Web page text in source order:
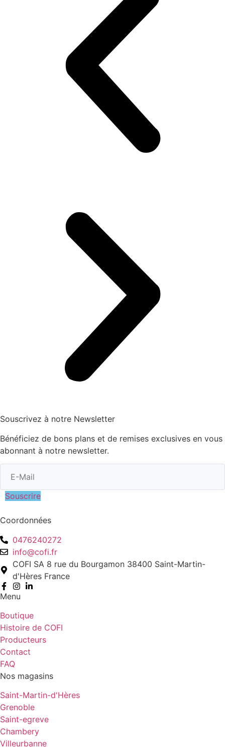
Souscrivez à notre Newsletter
Bénéficiez de bons plans et de remises exclusives en vous
abonnant à notre newsletter.
Souscrire
Coordonnées
0476240272
info@cofi.fr
COFI SA 8 rue du Bourgamon 38400 Saint-Martin-
d'Hères France
Menu
Boutique
Histoire de COFI
Producteurs
Contact
FAQ
Nos magasins
Saint-Martin-d'Hères
Grenoble
Saint-egreve
Chambery
Villeurbanne